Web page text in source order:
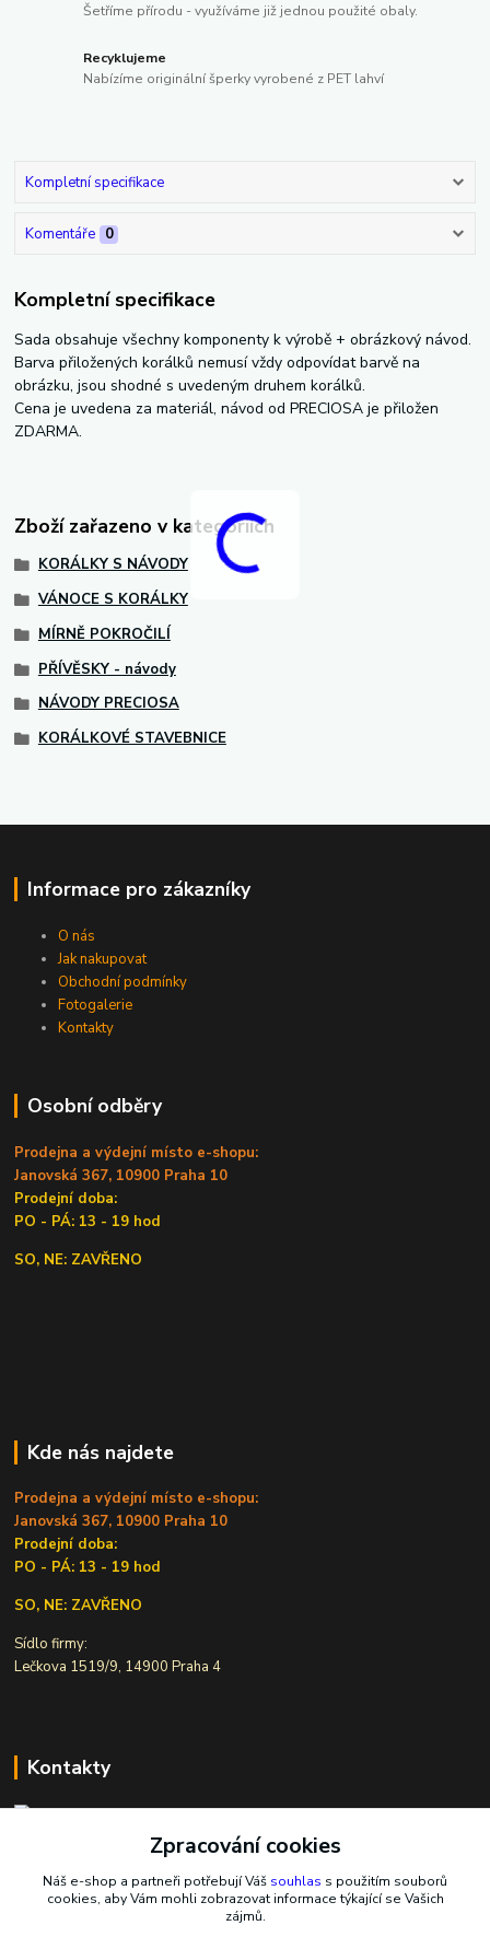
Šetříme přírodu - využíváme již jednou použité obaly.
Recyklujeme
Nabízíme originální šperky vyrobené z PET lahví
Kompletní specifikace
Komentáře 0
Kompletní specifikace
Sada obsahuje všechny komponenty k výrobě + obrázkový návod.
Barva přiložených korálků nemusí vždy odpovídat barvě na
obrázku, jsou shodné s uvedeným druhem korálků.
Cena je uvedena za materiál, návod od PRECIOSA je přiložen
ZDARMA.
Zboží zařazeno v kategoriích
KORÁLKY S NÁVODY
VÁNOCE S KORÁLKY
MÍRNĚ POKROČILÍ
PŘÍVĚSKY - návody
NÁVODY PRECIOSA
KORÁLKOVÉ STAVEBNICE
Informace pro zákazníky
O nás
Jak nakupovat
Obchodní podmínky
Fotogalerie
Kontakty
Osobní odběry
Prodejna a výdejní místo e-shopu:
Janovská 367, 10900 Praha 10
Prodejní doba:
PO - PÁ: 13 - 19 hod
SO, NE: ZAVŘENO
Kde nás najdete
Prodejna a výdejní místo e-shopu:
Janovská 367, 10900 Praha 10
Prodejní doba:
PO - PÁ: 13 - 19 hod
SO, NE: ZAVŘENO
Sídlo firmy:
Lečkova 1519/9, 14900 Praha 4
Kontakty
Ivana Šiková
+420 607 146 238
Po-Pá, 8-18 hod.
Zpracování cookies
Náš e-shop a partneři potřebují Váš souhlas s použitím souborů
cookies, aby Vám mohli zobrazovat informace týkající se Vašich
zájmů.